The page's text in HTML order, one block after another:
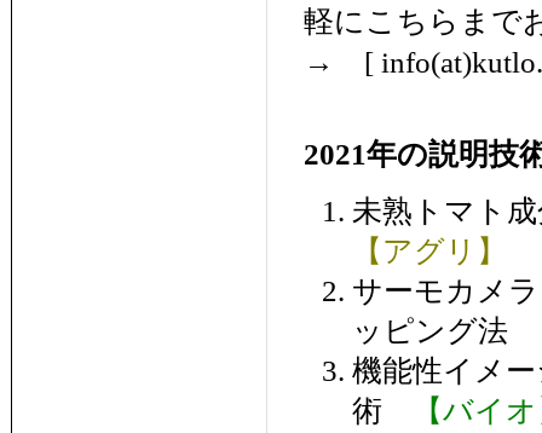
軽にこちらまで
→
[
2021年の説明技
未熟トマト
【アグリ】
サーモカメ
ッピング法
機能性イメ
術
【バイ